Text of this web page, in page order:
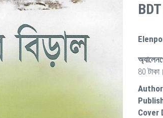
80 টাকা।
Cover